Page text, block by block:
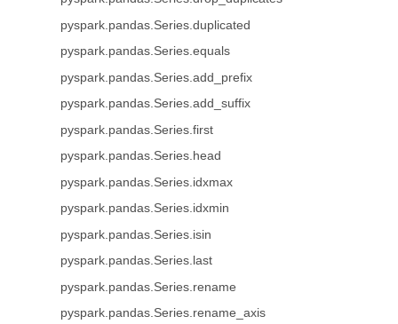
pyspark.pandas.Series.duplicated
pyspark.pandas.Series.equals
pyspark.pandas.Series.add_prefix
pyspark.pandas.Series.add_suffix
pyspark.pandas.Series.first
pyspark.pandas.Series.head
pyspark.pandas.Series.idxmax
pyspark.pandas.Series.idxmin
pyspark.pandas.Series.isin
pyspark.pandas.Series.last
pyspark.pandas.Series.rename
pyspark.pandas.Series.rename_axis